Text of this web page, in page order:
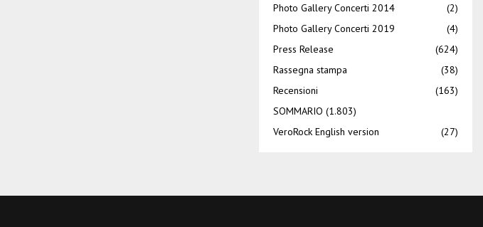
Photo Gallery Concerti 2014
(2)
Photo Gallery Concerti 2019
(4)
Press Release
(624)
Rassegna stampa
(38)
Recensioni
(163)
SOMMARIO (1.803)
VeroRock English version
(27)